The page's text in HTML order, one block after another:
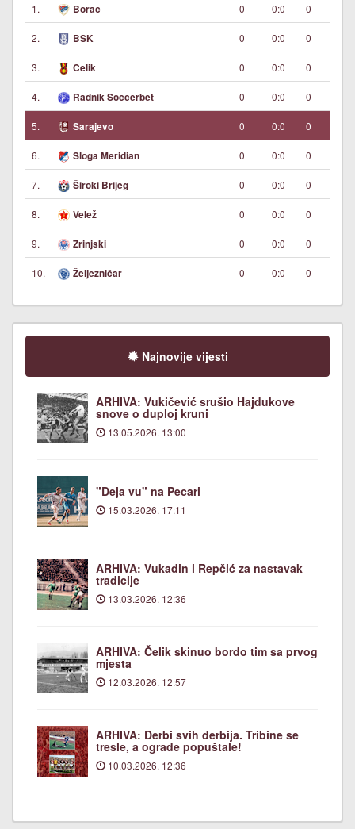
1. Borac 0 0:0 0
2. BSK 0 0:0 0
3. Čelik 0 0:0 0
4. Radnik Soccerbet 0 0:0 0
5. Sarajevo 0 0:0 0
6. Sloga Meridian 0 0:0 0
7. Široki Brijeg 0 0:0 0
8. Velež 0 0:0 0
9. Zrinjski 0 0:0 0
10. Željezničar 0 0:0 0
Najnovije vijesti
ARHIVA: Vukičević srušio Hajdukove
snove o duploj kruni
13.05.2026. 13:00
"Deja vu" na Pecari
15.03.2026. 17:11
ARHIVA: Vukadin i Repčić za nastavak
tradicije
13.03.2026. 12:36
ARHIVA: Čelik skinuo bordo tim sa prvog
mjesta
12.03.2026. 12:57
ARHIVA: Derbi svih derbija. Tribine se
tresle, a ograde popuštale!
10.03.2026. 12:36